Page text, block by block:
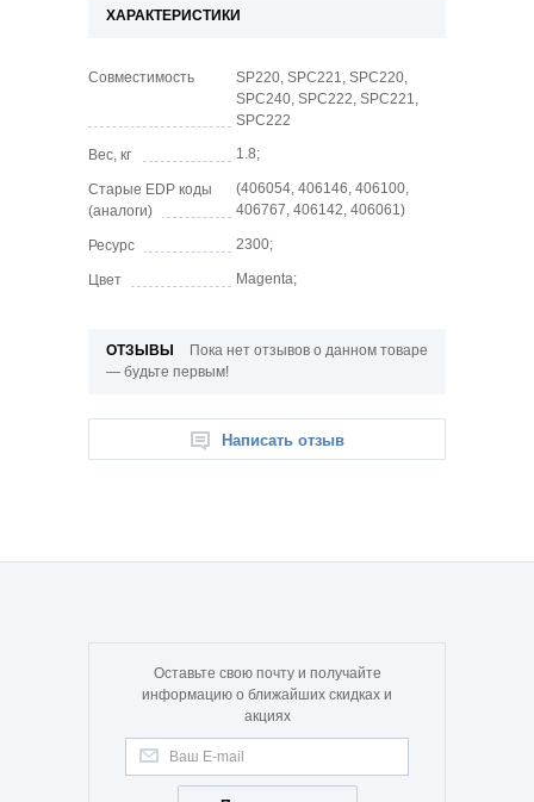
ХАРАКТЕРИСТИКИ
Совместимость
SP220, SPC221, SPC220,
SPC240, SPC222, SPC221,
SPC222
Вес, кг 1.8;
Старые EDP коды
(аналоги)
(406054, 406146, 406100,
406767, 406142, 406061)
Ресурс 2300;
Цвет Magenta;
ОТЗЫВЫ
Пока нет отзывов о данном товаре
— будьте первым!
Написать отзыв
Оставьте свою почту и получайте
информацию о ближайших скидках и
акциях